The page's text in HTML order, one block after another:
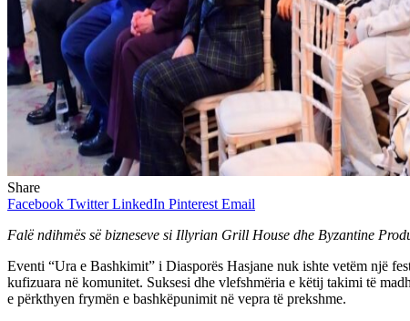
Share
Facebook Twitter LinkedIn Pinterest Email
Falë ndihmës së bizneseve si Illyrian Grill House dhe Byzantine
Eventi “Ura e Bashkimit” i Diasporës Hasjane nuk ishte vetëm një
kufizuara në komunitet. Suksesi dhe vlefshmëria e këtij takimi të
e përkthyen frymën e bashkëpunimit në vepra të prekshme.